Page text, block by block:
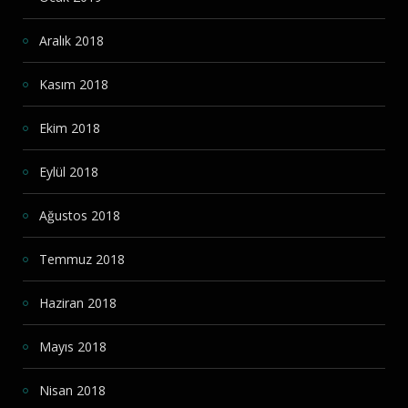
Aralık 2018
Kasım 2018
Ekim 2018
Eylül 2018
Ağustos 2018
Temmuz 2018
Haziran 2018
Mayıs 2018
Nisan 2018